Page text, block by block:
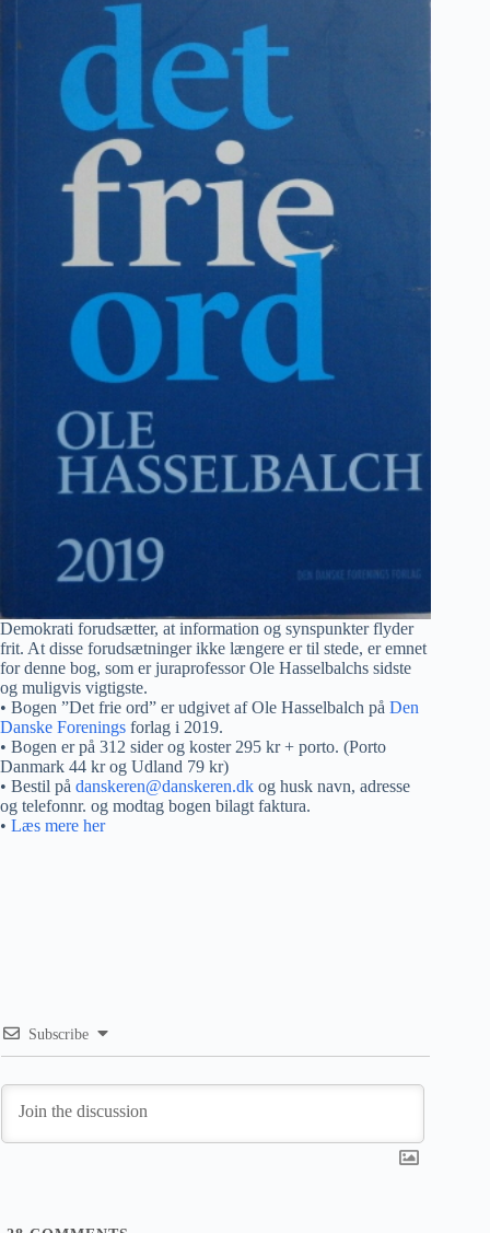
Demokrati forudsætter, at information og synspunkter flyder
frit. At disse forudsætninger ikke længere er til stede, er emnet
for denne bog, som er juraprofessor Ole Hasselbalchs sidste
og muligvis vigtigste.
• Bogen ”Det frie ord” er udgivet af Ole Hasselbalch på Den
Danske Forenings forlag i 2019.
• Bogen er på 312 sider og koster 295 kr + porto. (Porto
Danmark 44 kr og Udland 79 kr)
• Bestil på danskeren@danskeren.dk og husk navn, adresse
og telefonnr. og modtag bogen bilagt faktura.
• Læs mere her
Subscribe